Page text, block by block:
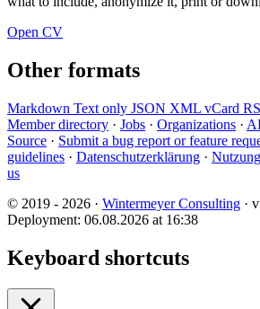
Open CV
Other formats
Markdown Text only JSON XML vCard
Member directory · Jobs · Organizations ·
Source · Submit a bug report or feature
guidelines · Datenschutzerklärung ·
us
© 2019 - 2026 · Wintermeyer Consulting ·
Deployment: 06.08.2026 at 16:38
Keyboard shortcuts